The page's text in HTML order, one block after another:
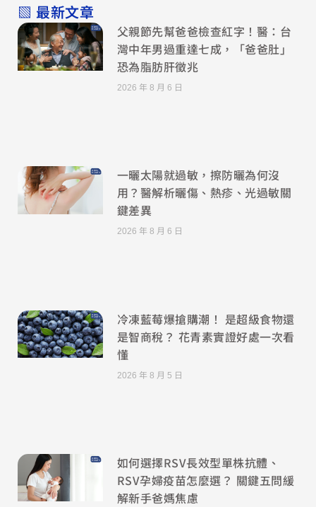
▧ 最新文章
父親節先幫爸爸檢查紅字！醫：台
灣中年男過重達七成，「爸爸肚」
恐為脂肪肝徵兆
2026 年 8 月 6 日
一曬太陽就過敏，擦防曬為何沒
用？醫解析曬傷、熱疹、光過敏關
鍵差異
2026 年 8 月 6 日
冷凍藍莓爆搶購潮！ 是超級食物還
是智商稅？ 花青素實證好處一次看
懂
2026 年 8 月 5 日
如何選擇RSV長效型單株抗體、
RSV孕婦疫苗怎麼選？ 關鍵五問緩
解新手爸媽焦慮